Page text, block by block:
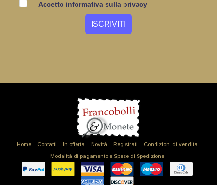
Accetto informativa sulla privacy
Home Contatti In offerta Novità Registrati
Condizioni di vendita
Modalità di pagamento e Spese di Spedizione